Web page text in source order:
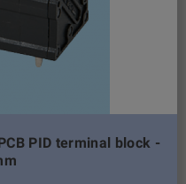
PID terminal block -